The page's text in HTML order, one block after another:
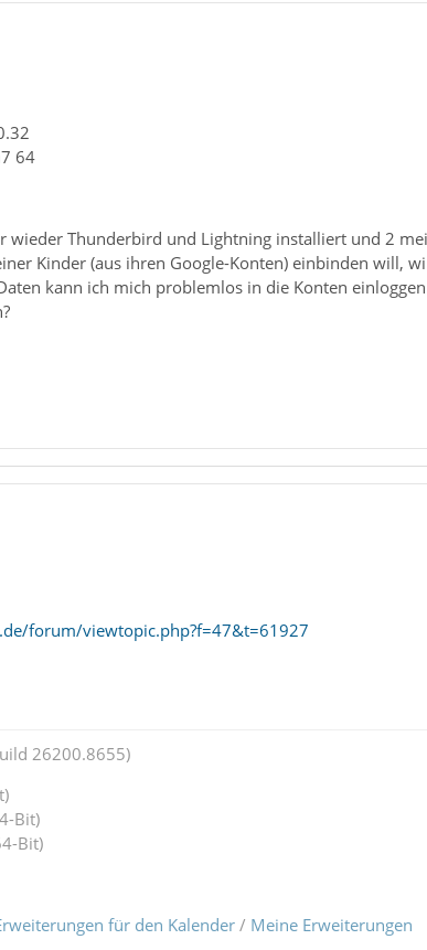
64
wieder Thunderbird und Lightning installiert und 2
Kinder (aus ihren Google-Konten) einbinden will,
kann ich mich problemlos in die Konten
forum/viewtopic.php?f=47&t=61927
26200.8655)
Bit)
Bit)
für den Kalender/ Meine Erweiterungen